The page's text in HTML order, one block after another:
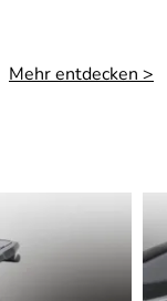
Mehr entdecken >